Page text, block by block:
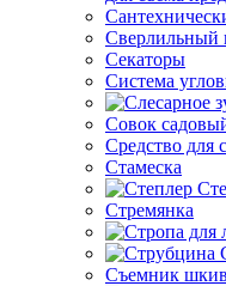
Сверлильный
Секаторы
Система
Совок
Средство для
Стамеска
Стремянка
Съемник